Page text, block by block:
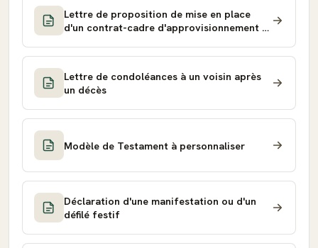
Lettre de proposition de mise en place
d'un contrat-cadre d'approvisionnement à
Lettre de condoléances à un voisin après
un décès
Modèle de Testament à personnaliser
Déclaration d'une manifestation ou d'un
défilé festif